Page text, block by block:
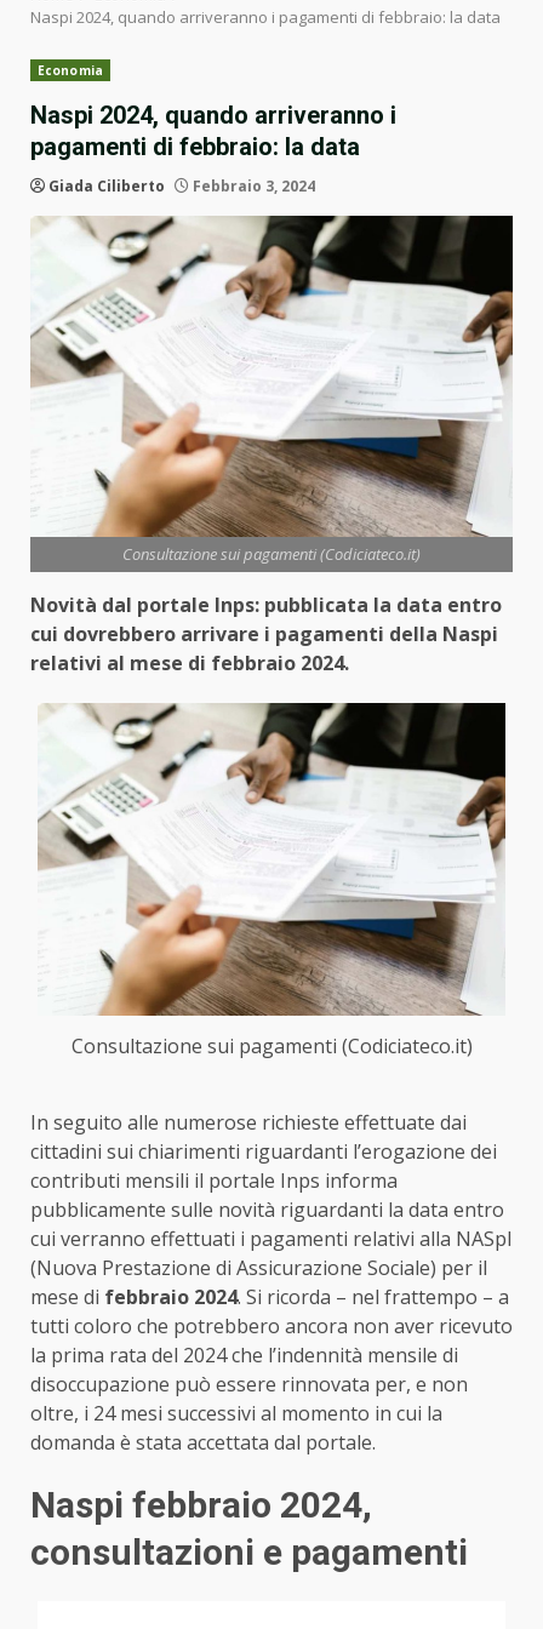
Naspi 2024, quando arriveranno i pagamenti di febbraio: la data
Economia
Naspi 2024, quando arriveranno i
pagamenti di febbraio: la data
Giada Ciliberto Febbraio 3, 2024
Consultazione sui pagamenti (Codiciateco.it)
Novità dal portale Inps: pubblicata la data entro
cui dovrebbero arrivare i pagamenti della Naspi
relativi al mese di febbraio 2024.
Consultazione sui pagamenti (Codiciateco.it)
In seguito alle numerose richieste effettuate dai
cittadini sui chiarimenti riguardanti l’erogazione dei
contributi mensili il portale Inps informa
pubblicamente sulle novità riguardanti la data entro
cui verranno effettuati i pagamenti relativi alla NASpI
(Nuova Prestazione di Assicurazione Sociale) per il
mese di febbraio 2024. Si ricorda – nel frattempo – a
tutti coloro che potrebbero ancora non aver ricevuto
la prima rata del 2024 che l’indennità mensile di
disoccupazione può essere rinnovata per, e non
oltre, i 24 mesi successivi al momento in cui la
domanda è stata accettata dal portale.
Naspi febbraio 2024,
consultazioni e pagamenti